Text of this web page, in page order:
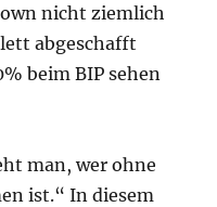
nicht ziemlich
abgeschafft
beim BIP sehen
man, wer ohne
ist.“ In diesem